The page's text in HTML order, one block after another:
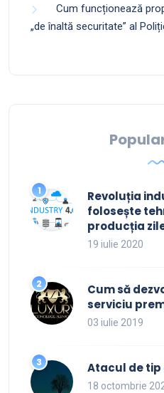
Cum funcționează
„de înaltă securitate” al
Revoluția
folosește
producția
19 iulie 2020
Cum să
serviciu
03 iulie 2019
Atacul de tip
18 octombrie